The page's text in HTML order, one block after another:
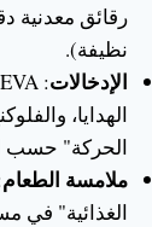
رقائق معدنية
نظيفة).
الإدخالات
الهدايا،
الحركة" حسب
ملامسة الطعام
الغذائية" في